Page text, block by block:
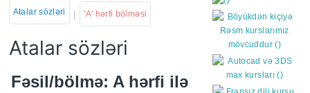
Atalar sözləri | 'A' hərfi bölməsi
Atalar sözləri
Fəsil/bölmə: A hərfi ilə
https://wa.me/